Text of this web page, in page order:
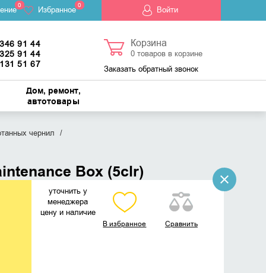
0 Избранное 0 Войти
91 44
91 44
51 67
Корзина
0товаров в корзине
Заказать обратный звонок
Дом, ремонт,
автотовары
чернил
Box (5clr)
уточнить у
менеджера
цену и наличие
В избранное Сравнить